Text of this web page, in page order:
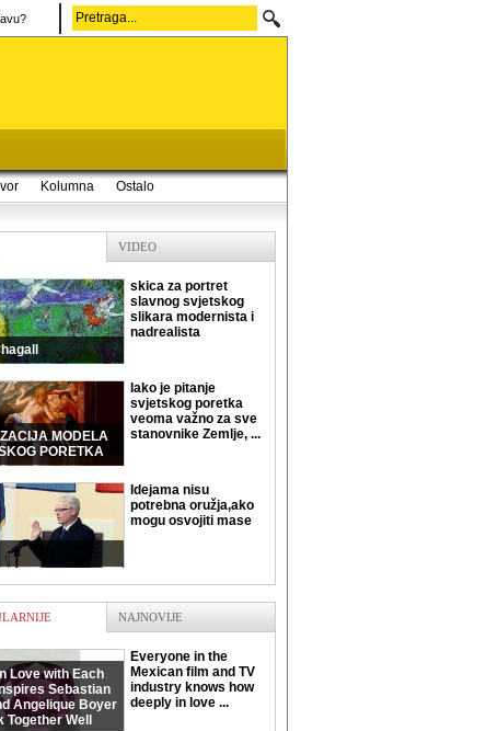
Kolumna Ostalo
VIDEO
skica za portret
slavnog svjetskog
slikara modernista i
nadrealista
MODELA
PORETKA
Iako je pitanje
svjetskog poretka
veoma važno za sve
stanovnike Zemlje, ...
Idejama nisu
potrebna oružja,ako
mogu osvojiti mase
NAJNOVIJE
Love with Each
Sebastian
Angelique Boyer
Together Well
Everyone in the
Mexican film and TV
industry knows how
deeply in love ...